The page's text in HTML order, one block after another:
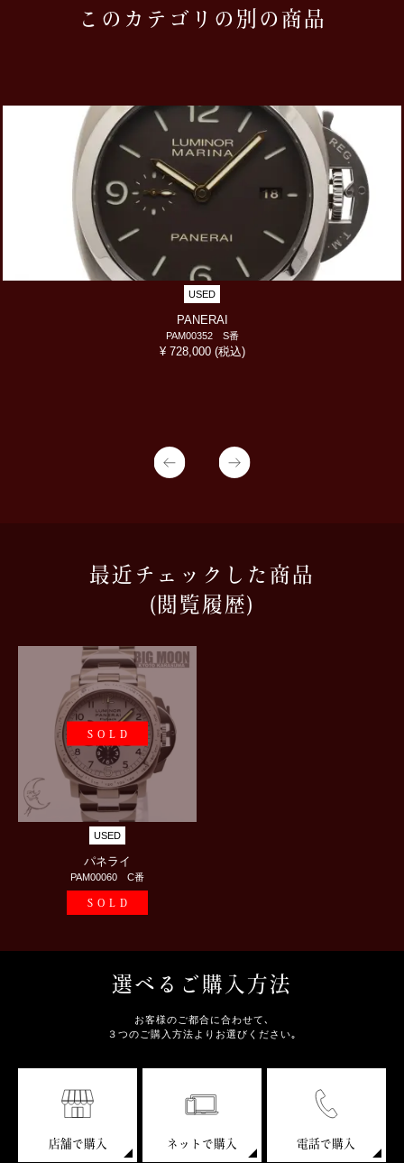
このカテゴリの別の商品
USED
PANERAI
PAM00352 S番
¥ 728,000 (税込)
最近チェックした商品
(閲覧履歴)
SOLD
USED
パネライ
PAM00060 C番
SOLD
選べるご購入方法
お客様のご都合に合わせて､
３つのご購入方法よりお選びください｡
店舗で購入 ネットで購入 電話で購入